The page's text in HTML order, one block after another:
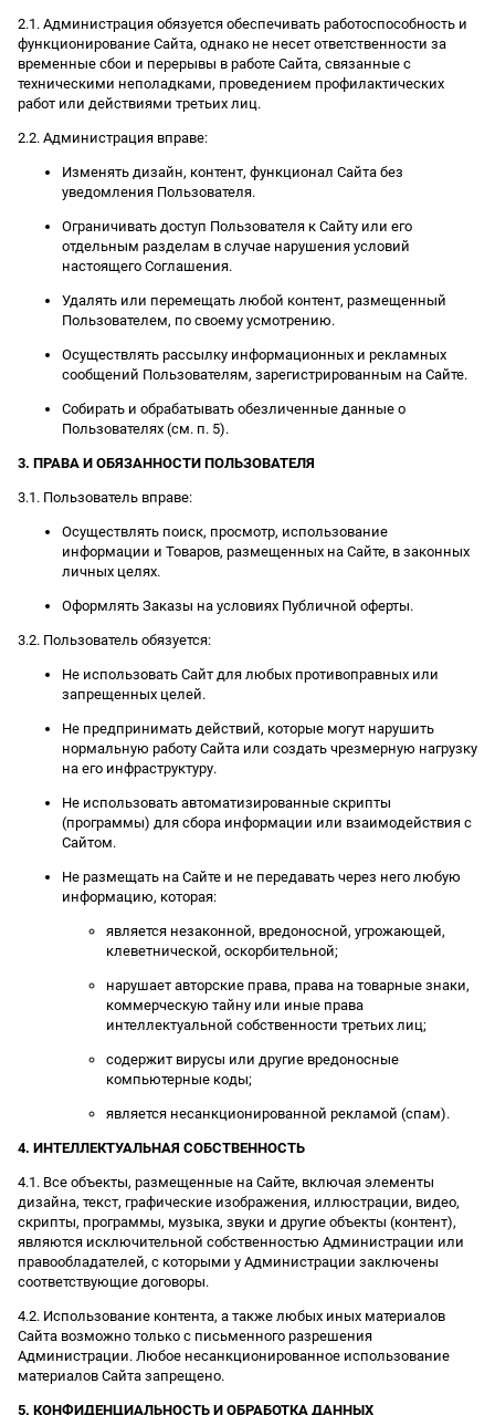
2.1. Администрация обязуется обеспечивать работоспособность и
функционирование Сайта, однако не несет ответственности за
временные сбои и перерывы в работе Сайта, связанные с
техническими неполадками, проведением профилактических
работ или действиями третьих лиц.
2.2. Администрация вправе:
Изменять дизайн, контент, функционал Сайта без
уведомления Пользователя.
Ограничивать доступ Пользователя к Сайту или его
отдельным разделам в случае нарушения условий
настоящего Соглашения.
Удалять или перемещать любой контент, размещенный
Пользователем, по своему усмотрению.
Осуществлять рассылку информационных и рекламных
сообщений Пользователям, зарегистрированным на Сайте.
Собирать и обрабатывать обезличенные данные о
Пользователях (см. п. 5).
3. ПРАВА И ОБЯЗАННОСТИ ПОЛЬЗОВАТЕЛЯ
3.1. Пользователь вправе:
Осуществлять поиск, просмотр, использование
информации и Товаров, размещенных на Сайте, в законных
личных целях.
Оформлять Заказы на условиях Публичной оферты.
3.2. Пользователь обязуется:
Не использовать Сайт для любых противоправных или
запрещенных целей.
Не предпринимать действий, которые могут нарушить
нормальную работу Сайта или создать чрезмерную нагрузку
на его инфраструктуру.
Не использовать автоматизированные скрипты
(программы) для сбора информации или взаимодействия с
Сайтом.
Не размещать на Сайте и не передавать через него любую
информацию, которая:
является незаконной, вредоносной, угрожающей,
клеветнической, оскорбительной;
нарушает авторские права, права на товарные знаки,
коммерческую тайну или иные права
интеллектуальной собственности третьих лиц;
содержит вирусы или другие вредоносные
компьютерные коды;
является несанкционированной рекламой (спам).
4. ИНТЕЛЛЕКТУАЛЬНАЯ СОБСТВЕННОСТЬ
4.1. Все объекты, размещенные на Сайте, включая элементы
дизайна, текст, графические изображения, иллюстрации, видео,
скрипты, программы, музыка, звуки и другие объекты (контент),
являются исключительной собственностью Администрации или
правообладателей, с которыми у Администрации заключены
соответствующие договоры.
4.2. Использование контента, а также любых иных материалов
Сайта возможно только с письменного разрешения
Администрации. Любое несанкционированное использование
материалов Сайта запрещено.
5. КОНФИДЕНЦИАЛЬНОСТЬ И ОБРАБОТКА ДАННЫХ